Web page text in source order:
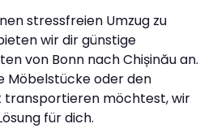
stressfreien Umzug zu
wir dir günstige
von Bonn nach Chișinău an.
Möbelstücke oder den
transportieren möchtest, wir
für dich.